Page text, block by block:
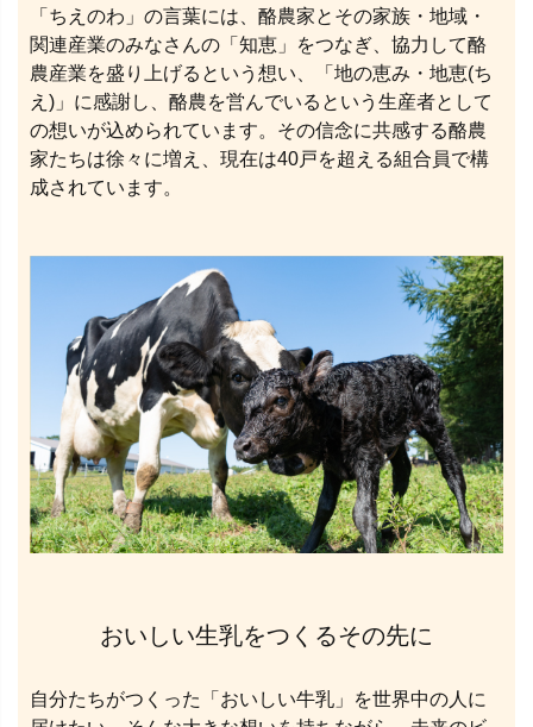
「ちえのわ」の言葉には、酪農家とその家族・地域・
関連産業のみなさんの「知恵」をつなぎ、協力して酪
農産業を盛り上げるという想い、「地の恵み・地恵(ち
え)」に感謝し、酪農を営んでいるという生産者として
の想いが込められています。その信念に共感する酪農
家たちは徐々に増え、現在は40戸を超える組合員で構
成されています。
おいしい生乳をつくるその先に
自分たちがつくった「おいしい牛乳」を世界中の人に